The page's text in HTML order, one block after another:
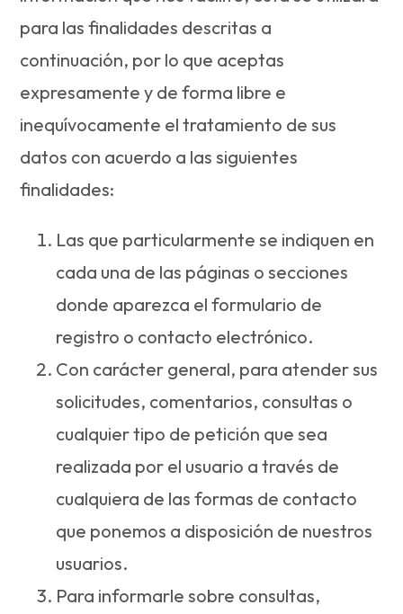
para las finalidades descritas a
continuación, por lo que aceptas
expresamente y de forma libre e
inequívocamente el tratamiento de sus
datos con acuerdo a las siguientes
finalidades:
Las que particularmente se indiquen en
cada una de las páginas o secciones
donde aparezca el formulario de
registro o contacto electrónico.
Con carácter general, para atender sus
solicitudes, comentarios, consultas o
cualquier tipo de petición que sea
realizada por el usuario a través de
cualquiera de las formas de contacto
que ponemos a disposición de nuestros
usuarios.
Para informarle sobre consultas,